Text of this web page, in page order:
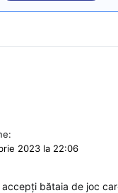
2023 la 22:06
accepți bătaia de joc